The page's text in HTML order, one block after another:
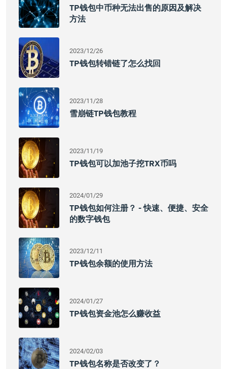
TP钱包中币种无法出售的原因及解决
方法
2023/12/26
TP钱包转错链了怎么找回
2023/11/28
雪崩链TP钱包教程
2023/11/19
TP钱包可以加池子挖TRX币吗
2024/01/29
TP钱包如何注册？ - 快速、便捷、安全
的数字钱包
2023/12/11
TP钱包余额的使用方法
2024/01/27
TP钱包资金池怎么赚收益
2024/02/03
TP钱包名称是否改变了？